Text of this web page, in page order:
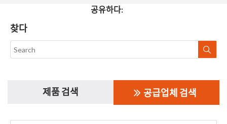
공유하다:
찾다
제품 검색 공급업체 검색